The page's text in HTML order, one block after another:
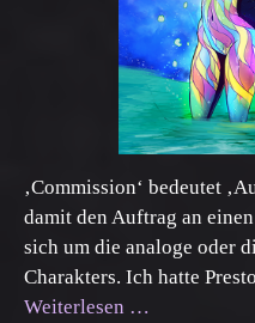
‚Commission‘ bedeutet
damit den Auftrag an
sich um die analoge oder
Charakters. Ich hatte
Weiterlesen …